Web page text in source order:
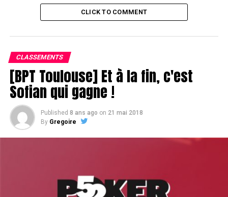
CLICK TO COMMENT
CLASSEMENTS
[BPT Toulouse] Et à la fin, c'est
Sofian qui gagne !
Published 8 ans ago on 21 mai 2018
By Gregoire